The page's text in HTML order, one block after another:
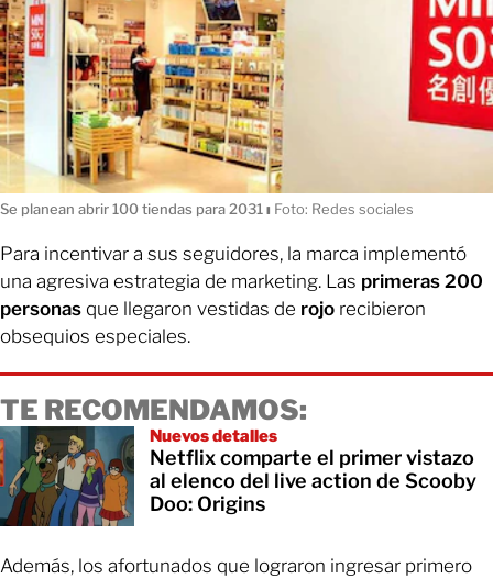
Se planean abrir 100 tiendas para 2031 ı Foto: Redes sociales
Para incentivar a sus seguidores, la marca implementó
una agresiva estrategia de marketing. Las primeras 200
personas que llegaron vestidas de rojo recibieron
obsequios especiales.
TE RECOMENDAMOS:
Nuevos detalles
Netflix comparte el primer vistazo
al elenco del live action de Scooby
Doo: Origins
Además, los afortunados que lograron ingresar primero